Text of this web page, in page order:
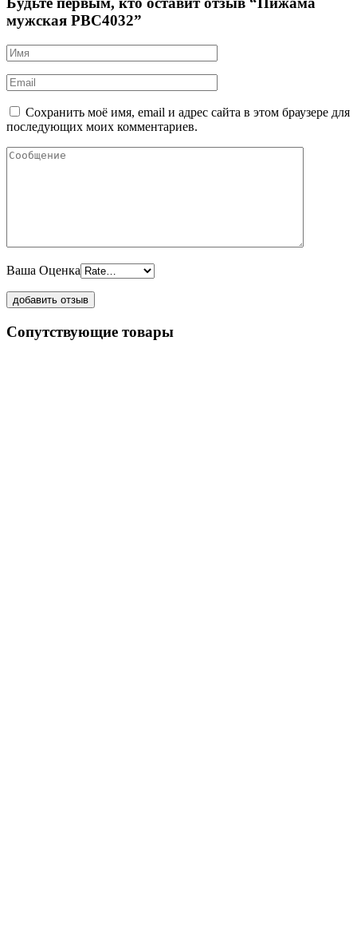
мужская PBC4032”
Сохранить моё имя, email и адрес сайта в этом браузере для
последующих моих комментариев.
Ваша Оценка
Сопутствующие товары